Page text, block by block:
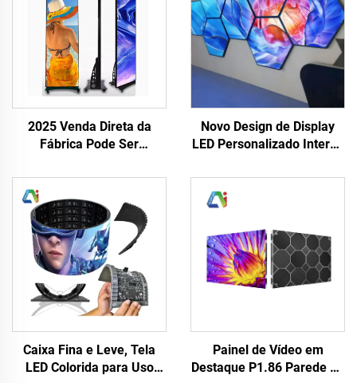
2025 Venda Direta da
Fábrica Pode Ser
HD Tela Digital LED
Colorida Nova
Novo Design de Display
LED Personalizado Interno
de Vídeo Multifacetada
para Estágio de DJ Tela de
Pendurada
Caixa Fina e Leve, Tela
LED Colorida para Uso
Painel de Vídeo em
Destaque P1.86 Parede de